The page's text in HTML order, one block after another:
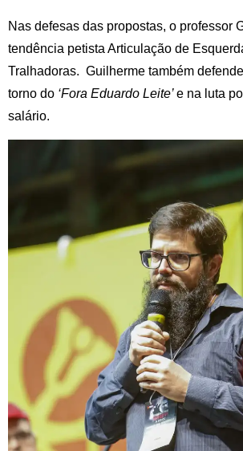
Nas defesas das propostas, o professor
tendência petista Articulação de
Tralhadoras. Guilherme também
torno do ‘Fora Eduardo Leite’e na luta
salário.